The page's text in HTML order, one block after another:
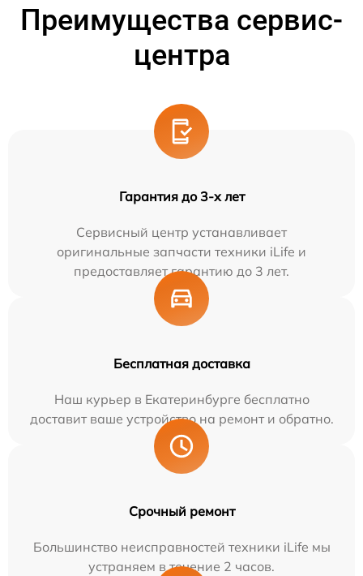
Преимущества сервис-
центра
Гарантия до 3-х лет
Сервисный центр устанавливает
оригинальные запчасти техники iLife и
предоставляет гарантию до 3 лет.
Бесплатная доставка
Наш курьер в Екатеринбурге бесплатно
доставит ваше устройство на ремонт и обратно.
Срочный ремонт
Большинство неисправностей техники iLife мы
устраняем в течение 2 часов.